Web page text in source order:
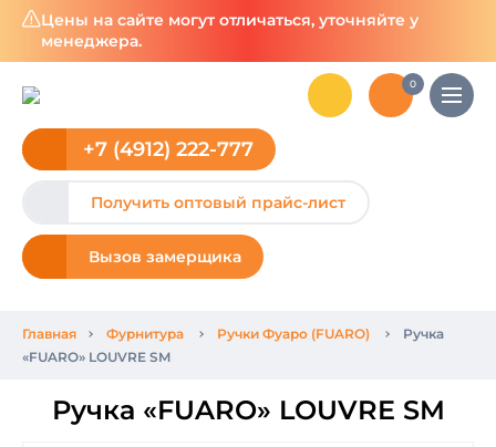
Цены на сайте могут отличаться, уточняйте у
менеджера.
0
+7 (4912) 222-777
Получить оптовый прайс-лист
Вызов замерщика
Главная Фурнитура Ручки Фуаро (FUARO)
Ручка
«FUARO» LOUVRE SM
Ручка «FUARO» LOUVRE SM